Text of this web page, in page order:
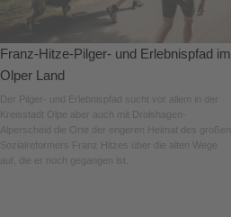
Franz-Hitze-Pilger- und Erlebnispfad im
Olper Land
Der Pilger- und Erlebnispfad sucht vor allem in der
Kreisstadt Olpe aber auch mit Drolshagen-
Alperscheid die Orte der engeren Heimat des großen
Sozialreformers Franz Hitzes über die alten Wege
auf, die er noch gegangen ist.